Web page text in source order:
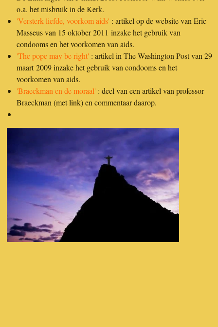
o.a. het misbruik in de Kerk.
'Versterk liefde, voorkom aids' : artikel op de website van Eric
Masseus van 15 oktober 2011 inzake het gebruik van
condooms en het voorkomen van aids.
'The pope may be right' : artikel in The Washington Post van 29
maart 2009 inzake het gebruik van condooms en het
voorkomen van aids.
'Braeckman en de moraal' : deel van een artikel van professor
Braeckman (met link) en commentaar daarop.